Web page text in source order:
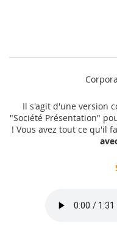
Il s'agit d'une version
"Société Présentation"
! Vous avez tout ce qu'il